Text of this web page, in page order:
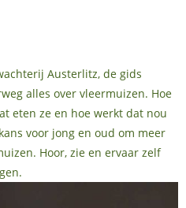
Austerlitz, de gids
alles over vleermuizen. Hoe
eten ze en hoe werkt dat nou
voor jong en oud om meer
Hoor, zie en ervaar zelf